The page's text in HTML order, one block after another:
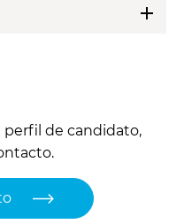
add
perfil de candidato,